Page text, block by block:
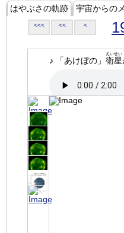
はやぶさの軌跡 宇宙からの
<<< << <
♪ 「あけぼの」 衛星
えいせい